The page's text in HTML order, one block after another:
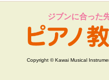
ジブンに合った
Copyright © Kawai Musical